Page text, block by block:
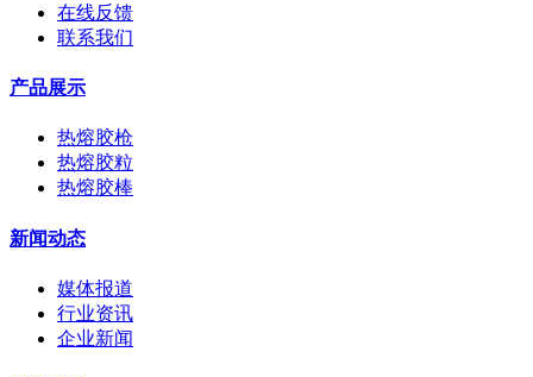
在线反馈
联系我们
产品展示
热熔胶枪
热熔胶粒
热熔胶棒
新闻动态
媒体报道
行业资讯
企业新闻